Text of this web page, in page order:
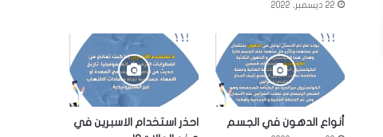
22 ديسمبر، 2022
أنواع الدهون في الجسم
احذر استخدام الاسبرين في